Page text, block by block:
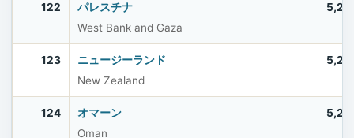
122
パレスチナ
West Bank and Gaza
123
ニュージーランド
New Zealand
124
オマーン
Oman